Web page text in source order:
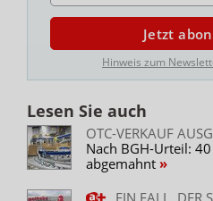
Jetzt
Hinweis zum
Lesen Sie auch
OTC-VERKAUF
Nach BGH-Urteil:
abgemahnt
„EIN FALL, DER